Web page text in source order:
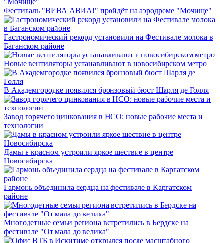
Фестиваль "ВИВА АВИА!" пройдёт на аэродроме "Мочище"
Гастрономический рекорд установили на Фестивале молока в
Баганском районе
Новые вентиляторы устанавливают в новосибирском метро
В Академгородке появился бронзовый бюст Шарля де Голля
Завод горячего цинкования в НСО: новые рабочие места и
технологии
Дамы в красном устроили яркое шествие в центре
Новосибирска
Гармонь объединила сердца на фестивале в Каргатском
районе
Многодетные семьи региона встретились в Бердске на
фестивале "От мала до велика"